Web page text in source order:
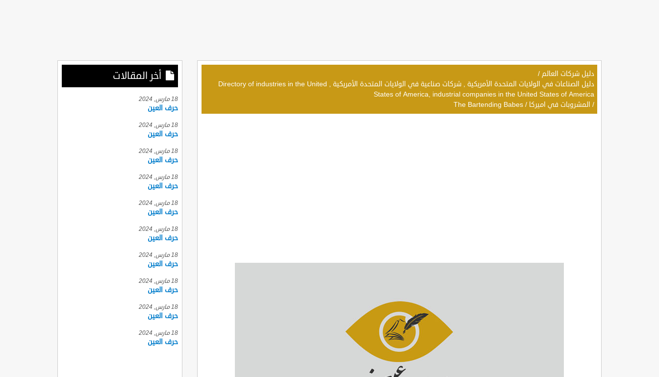
دليل شركات العالم /
دليل الصناعات في الولايات المتحدة الأمريكية , شركات صناعية في الولايات المتحدة الأمريكية , Directory of industries in the United
States of America, industrial companies in the United States of America
/ المشروبات في اميركا /
The Bartending Babes
أخر المقالات
18 مارس, 2024
حرف العين
18 مارس, 2024
حرف العين
18 مارس, 2024
حرف العين
18 مارس, 2024
حرف العين
18 مارس, 2024
حرف العين
18 مارس, 2024
حرف العين
18 مارس, 2024
حرف العين
18 مارس, 2024
حرف العين
18 مارس, 2024
حرف العين
18 مارس, 2024
حرف العين